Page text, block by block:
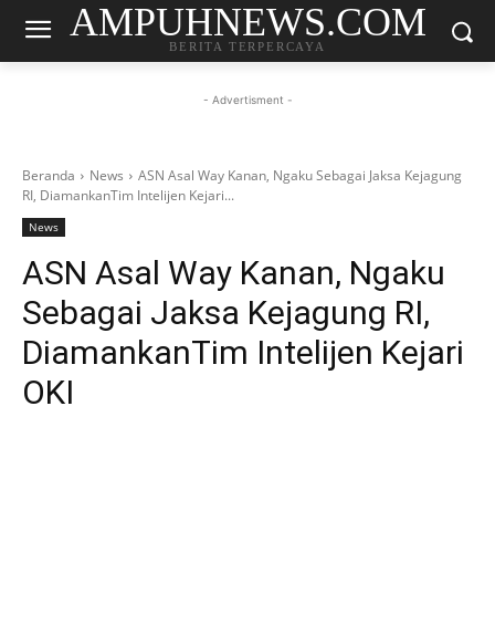
AMPUHNEWS.COM
BERITA TERPERCAYA
- Advertisment -
Beranda News
ASN Asal Way Kanan, Ngaku Sebagai Jaksa Kejagung
RI, DiamankanTim Intelijen Kejari...
News
ASN Asal Way Kanan, Ngaku
Sebagai Jaksa Kejagung RI,
DiamankanTim Intelijen Kejari
OKI